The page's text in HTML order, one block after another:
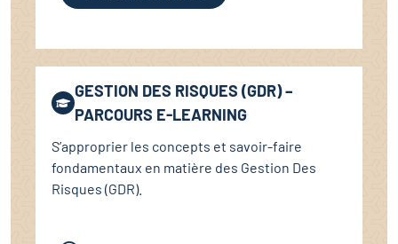
GESTION DES RISQUES (GDR) –
PARCOURS E-LEARNING
S’approprier les concepts et savoir-faire
fondamentaux en matière des Gestion Des
Risques (GDR).